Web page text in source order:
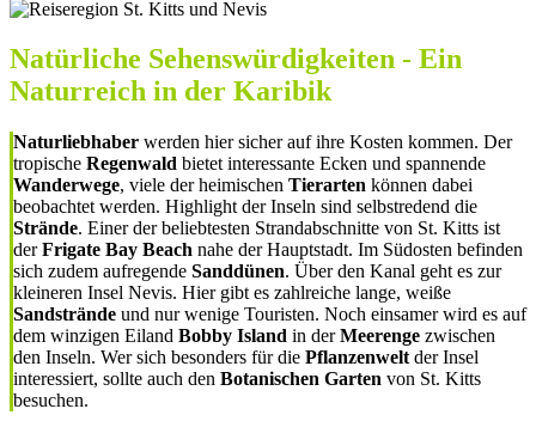
Natürliche Sehenswürdigkeiten - Ein
Naturreich in der Karibik
Naturliebhaber werden hier sicher auf ihre Kosten kommen. Der
tropische Regenwald bietet interessante Ecken und spannende
Wanderwege, viele der heimischen Tierarten können dabei
beobachtet werden. Highlight der Inseln sind selbstredend die
Strände. Einer der beliebtesten Strandabschnitte von St. Kitts ist
derFrigate Bay Beach nahe der Hauptstadt. Im Südosten befinden
sich zudem aufregende Sanddünen. Über den Kanal geht es zur
kleineren Insel Nevis. Hier gibt es zahlreiche lange, weiße
Sandstrände und nur wenige Touristen. Noch einsamer wird es auf
dem winzigen Eiland Bobby Island in derMeerenge zwischen
den Inseln. Wer sich besonders für die Pflanzenwelt der Insel
interessiert, sollte auch den Botanischen Garten von St. Kitts
besuchen.